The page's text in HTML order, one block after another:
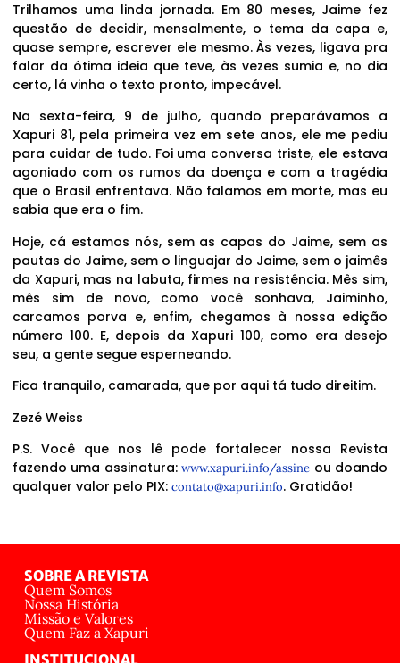
Trilhamos uma linda jornada. Em 80 meses, Jaime fez
questão de decidir, mensalmente, o tema da capa e,
quase sempre, escrever ele mesmo. Às vezes, ligava pra
falar da ótima ideia que teve, às vezes sumia e, no dia
certo, lá vinha o texto pronto, impecável.
Na sexta-feira, 9 de julho, quando preparávamos a
Xapuri 81, pela primeira vez em sete anos, ele me pediu
para cuidar de tudo. Foi uma conversa triste, ele estava
agoniado com os rumos da doença e com a tragédia
que o Brasil enfrentava. Não falamos em morte, mas eu
sabia que era o fim.
Hoje, cá estamos nós, sem as capas do Jaime, sem as
pautas do Jaime, sem o linguajar do Jaime, sem o jaimês
da Xapuri, mas na labuta, firmes na resistência. Mês sim,
mês sim de novo, como você sonhava, Jaiminho,
carcamos porva e, enfim, chegamos à nossa edição
número 100. E, depois da Xapuri 100, como era desejo
seu, a gente segue esperneando.
Fica tranquilo, camarada, que por aqui tá tudo direitim.
Zezé Weiss
P.S. Você que nos lê pode fortalecer nossa Revista
fazendo uma assinatura:www.xapuri.info/assine ou doando
qualquer valor pelo PIX: contato@xapuri.info. Gratidão!
SOBRE A REVISTA
Quem Somos
Nossa História
Missão e Valores
Quem Faz a Xapuri